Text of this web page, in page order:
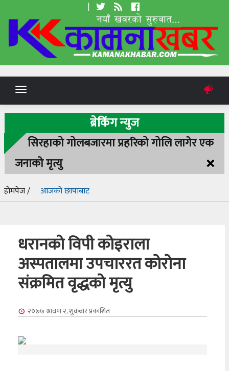
|
Toggle
navigation
ब्रेकिंग न्युज
सिरहाको गोलबजारमा प्रहरिको गोलि लागेर एक
जनाको मृत्यु
×
होमपेज / आजको छापाबाट
धरानको विपी कोइराला
अस्पतालमा उपचाररत कोरोना
संक्रमित वृद्धको मृत्यु
२०७७ श्रावण २, शुक्रबारप्रकाशित